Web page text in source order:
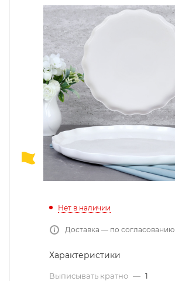
Нет в наличии
Доставка — по согласованию
Характеристики
Выписывать кратно — 1